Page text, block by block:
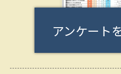
アンケート